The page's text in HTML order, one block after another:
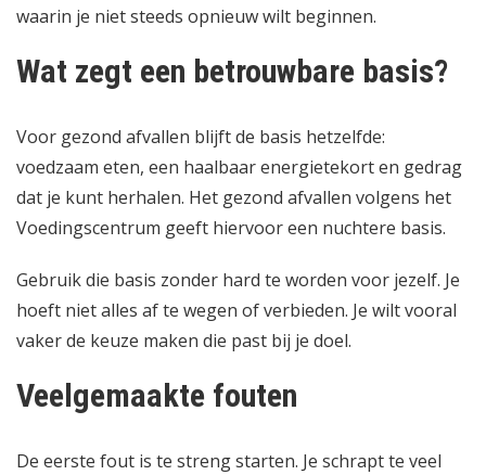
waarin je niet steeds opnieuw wilt beginnen.
Wat zegt een betrouwbare basis?
Voor gezond afvallen blijft de basis hetzelfde:
voedzaam eten, een haalbaar energietekort en gedrag
dat je kunt herhalen. Het gezond afvallen volgens het
Voedingscentrum geeft hiervoor een nuchtere basis.
Gebruik die basis zonder hard te worden voor jezelf. Je
hoeft niet alles af te wegen of verbieden. Je wilt vooral
vaker de keuze maken die past bij je doel.
Veelgemaakte fouten
De eerste fout is te streng starten. Je schrapt te veel